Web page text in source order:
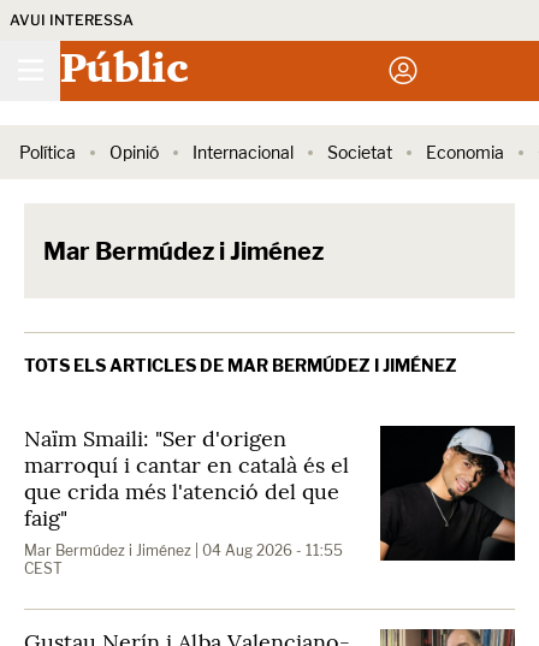
AVUI INTERESSA
Públic
Política Opinió Internacional Societat Economia
Mar Bermúdez i Jiménez
TOTS ELS ARTICLES DE MAR BERMÚDEZ I JIMÉNEZ
Naïm Smaili: "Ser d'origen
marroquí i cantar en català és el
que crida més l'atenció del que
faig"
Mar Bermúdez i Jiménez | 04 Aug 2026 - 11:55
CEST